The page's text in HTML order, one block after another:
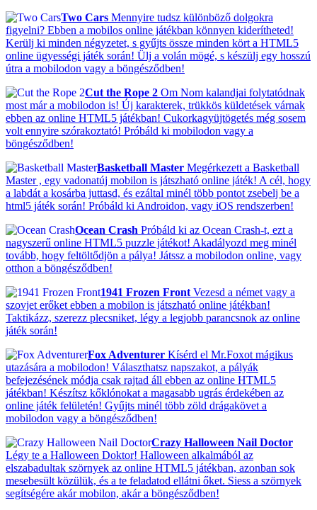
Two Cars Mennyire tudsz különböző dolgokra
figyelni? Ebben a mobilos online játékban könnyen kiderítheted!
Kerülj ki minden négyzetet, s gyűjts össze minden kört a HTML5
online ügyességi játék során! Ülj a volán mögé, s készülj egy hosszú
útra a mobilodon vagy a böngésződben!
Cut the Rope 2 Om Nom kalandjai folytatódnak
most már a mobilodon is! Új karakterek, trükkös küldetések várnak
ebben az online HTML5 játékban! Cukorkagyüjtögetés még sosem
volt ennyire szórakoztató! Próbáld ki mobilodon vagy a
böngésződben!
Basketball Master Megérkezett a Basketball
Master , egy vadonatúj mobilon is játszható online játék! A cél, hogy
a labdát a kosárba juttasd, és ezáltal minél több pontot zsebelj be a
html5 játék során! Próbáld ki Androidon, vagy iOS rendszerben!
Ocean Crash Próbáld ki az Ocean Crash-t, ezt a
nagyszerű online HTML5 puzzle játékot! Akadályozd meg minél
tovább, hogy feltöltődjön a pálya! Játssz a mobilodon online, vagy
otthon a böngésződben!
1941 Frozen Front Vezesd a német vagy a
szovjet erőket ebben a mobilon is játszható online játékban!
Taktikázz, szerezz plecsniket, légy a legjobb parancsnok az online
játék során!
Fox Adventurer Kísérd el Mr.Foxot mágikus
utazására a mobilodon! Választhatsz napszakot, a pályák
befejezésének módja csak rajtad áll ebben az online HTML5
játékban! Készítsz kőklónokat a magasabb ugrás érdekében az
online játék felületén! Gyűjts minél több zöld drágakövet a
mobilodon vagy a böngésződben!
Crazy Halloween Nail Doctor
Légy te a Halloween Doktor! Halloween alkalmából az
elszabadultak szörnyek az online HTML5 játékban, azonban sok
mesebesült közülük, és a te feladatod ellátni őket. Siess a szörnyek
segítségére akár mobilon, akár a böngésződben!